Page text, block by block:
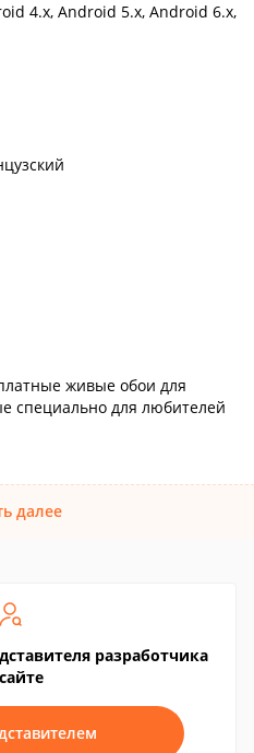
4.x, Android 5.x, Android 6.x,
живые обои для
специально для любителей
далее
разработчика